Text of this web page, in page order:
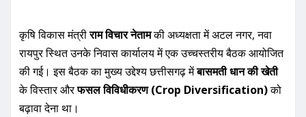
कृषि विकास मंत्रीराम विचार नेतामकी अध्यक्षता में अटल नगर, नवा
रायपुर स्थित उनके निवास कार्यालय में एक उच्चस्तरीय बैठक आयोजित
की गई। इस बैठक का मुख्य उद्देश्य छत्तीसगढ़ मेंबासमती धान की खेती
के विस्तार औरफसल विविधीकरण (Crop Diversification)को
बढ़ावा देना था।